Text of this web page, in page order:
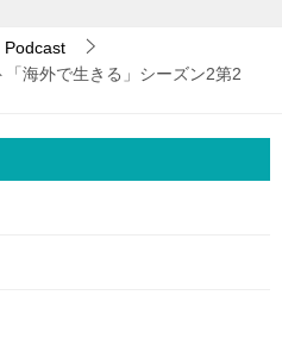
Podcast
海外で生きる」シーズン2第2